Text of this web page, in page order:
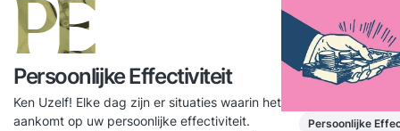
PE
Persoonlijke Effectiviteit
Ken Uzelf! Elke dag zijn er situaties waarin het
aankomt op uw persoonlijke effectiviteit.
Persoonlijke